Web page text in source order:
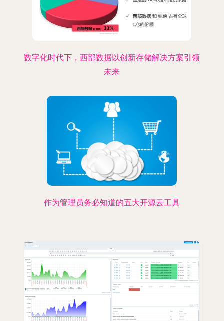
数字化时代下，西部数据以创新存储解决方案引领
未来
作为管理员务必知道的五大开源云工具